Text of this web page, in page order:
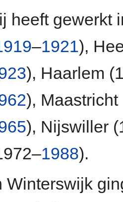
heeft gewerkt
–1921),
), Haarlem
),
), Nijswiller
1988).
Winterswijk